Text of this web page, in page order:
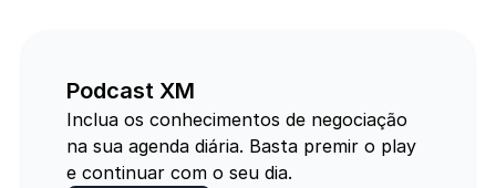
Podcast XM
Inclua os conhecimentos de negociação
na sua agenda diária. Basta premir o play
e continuar com o seu dia.